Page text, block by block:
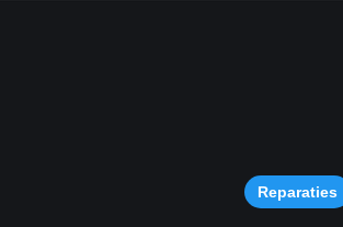
Reparaties